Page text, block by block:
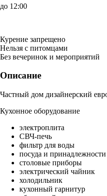
до 12:00
Курение запрещено
Нельзя с питомцами
Без вечеринок и мероприятий
Описание
Частный дом дизайнерский
Кухонное оборудование
электроплита
СВЧ-печь
фильтр для воды
посуда и принадлежности
столовые приборы
электрический чайник
холодильник
кухонный гарнитур